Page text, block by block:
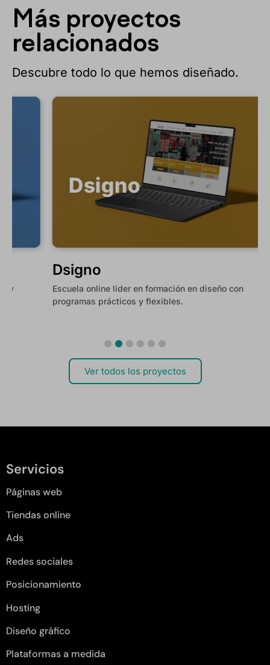
Más proyectos
relacionados
Descubre todo lo que hemos diseñado.
Dsigno
Dsigno
Escuela online líder en formación en diseño con
programas prácticos y flexibles.
Ver todos los proyectos
Servicios
Páginas web
Tiendas online
Ads
Redes sociales
Posicionamiento
Hosting
Diseño gráfico
Plataformas a medida